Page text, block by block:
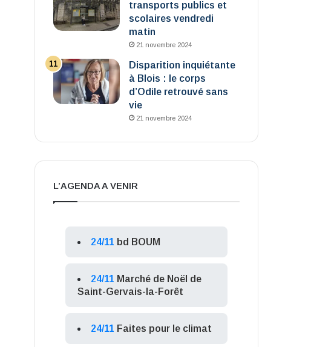
transports publics et
scolaires vendredi
matin
21 novembre 2024
Disparition inquiétante
à Blois : le corps
d’Odile retrouvé sans
vie
21 novembre 2024
L’AGENDA A VENIR
24/11 bd BOUM
24/11 Marché de Noël de
Saint-Gervais-la-Forêt
24/11 Faites pour le climat